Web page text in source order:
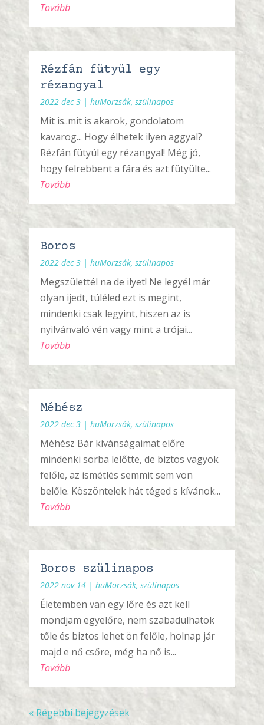
Tovább
Rézfán fütyül egy
rézangyal
2022 dec 3 |huMorzsák,szülinapos
Mit is..mit is akarok, gondolatom
kavarog... Hogy élhetek ilyen aggyal?
Rézfán fütyül egy rézangyal! Még jó,
hogy felrebbent a fára és azt fütyülte...
Tovább
Boros
2022 dec 3 |huMorzsák,szülinapos
Megszülettél na de ilyet! Ne legyél már
olyan ijedt, túléled ezt is megint,
mindenki csak legyint, hiszen az is
nyilvánvaló vén vagy mint a trójai...
Tovább
Méhész
2022 dec 3 |huMorzsák,szülinapos
Méhész Bár kívánságaimat előre
mindenki sorba lelőtte, de biztos vagyok
felőle, az ismétlés semmit sem von
belőle. Köszöntelek hát téged s kívánok...
Tovább
Boros szülinapos
2022 nov 14 |huMorzsák,szülinapos
Életemben van egy lőre és azt kell
mondjam egyelőre, nem szabadulhatok
tőle és biztos lehet ön felőle, holnap jár
majd e nő csőre, még ha nő is...
Tovább
« Régebbi bejegyzések